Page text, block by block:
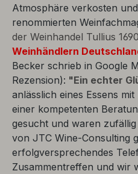
Atmosphäre verkosten
renommierten
der Weinhandel Tullius
Weinhändlern
Becker schrieb in Google
Rezension): "Ein echter
anlässlich eines Essens
einer kompetenten
gesucht und waren
von JTC Wine-Consulting
erfolgversprechendes
Zusammentreffen und wir